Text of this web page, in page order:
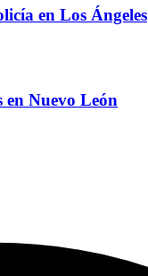
en Los Ángeles
en Nuevo León